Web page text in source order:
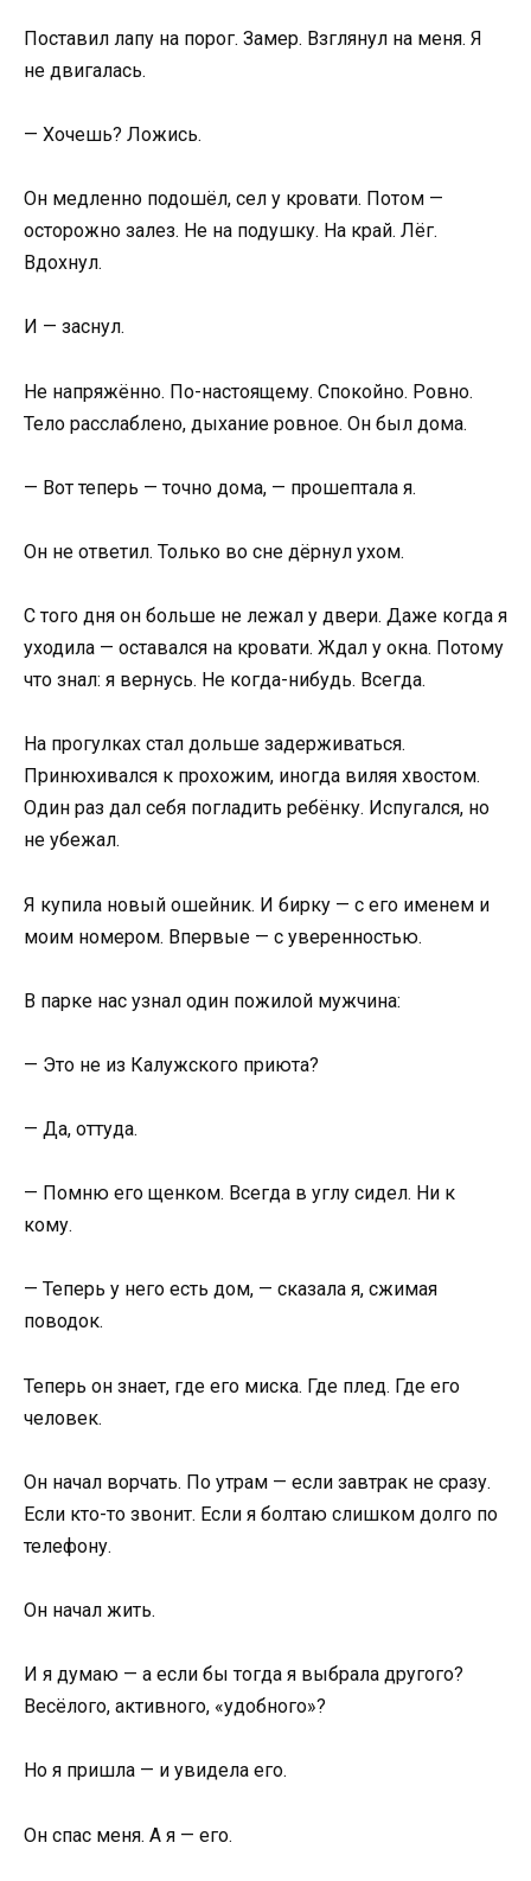
Поставил лапу на порог. Замер. Взглянул на меня. Я
не двигалась.
— Хочешь? Ложись.
Он медленно подошёл, сел у кровати. Потом —
осторожно залез. Не на подушку. На край. Лёг.
Вдохнул.
И — заснул.
Не напряжённо. По-настоящему. Спокойно. Ровно.
Тело расслаблено, дыхание ровное. Он был дома.
— Вот теперь — точно дома, — прошептала я.
Он не ответил. Только во сне дёрнул ухом.
С того дня он больше не лежал у двери. Даже когда я
уходила — оставался на кровати. Ждал у окна. Потому
что знал: я вернусь. Не когда-нибудь. Всегда.
На прогулках стал дольше задерживаться.
Принюхивался к прохожим, иногда виляя хвостом.
Один раз дал себя погладить ребёнку. Испугался, но
не убежал.
Я купила новый ошейник. И бирку — с его именем и
моим номером. Впервые — с уверенностью.
В парке нас узнал один пожилой мужчина:
— Это не из Калужского приюта?
— Да, оттуда.
— Помню его щенком. Всегда в углу сидел. Ни к
кому.
— Теперь у него есть дом, — сказала я, сжимая
поводок.
Теперь он знает, где его миска. Где плед. Где его
человек.
Он начал ворчать. По утрам — если завтрак не сразу.
Если кто-то звонит. Если я болтаю слишком долго по
телефону.
Он начал жить.
И я думаю — а если бы тогда я выбрала другого?
Весёлого, активного, «удобного»?
Но я пришла — и увидела его.
Он спас меня. А я — его.